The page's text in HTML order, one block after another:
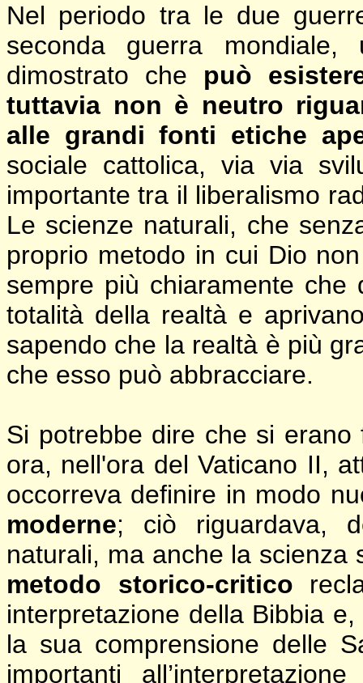
Nel periodo tra le due
seconda guerra
dimostrato che può
tuttavia non è neutro
alle grandi fonti etiche
sociale cattolica, via via
importante tra il liberalismo
Le scienze naturali, che
proprio metodo in cui Dio
sempre più chiaramente che
totalità della realtà e
sapendo che la realtà è più
che esso può abbracciare.
Si potrebbe dire che si
ora, nell'ora del Vaticano II,
occorreva definire in modo
moderne; ciò riguardava,
naturali, ma anche la
metodo storico-critico
interpretazione della Bibbia
la sua comprensione delle
importanti